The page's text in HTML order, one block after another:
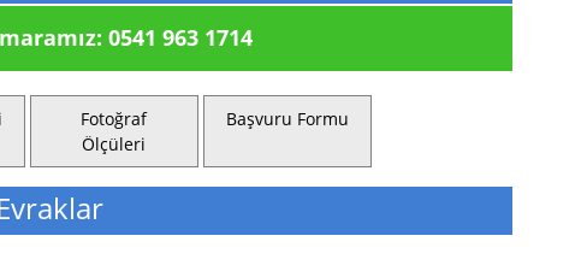
0541 963 1714
Fotoğraf
Ölçüleri
Başvuru Formu